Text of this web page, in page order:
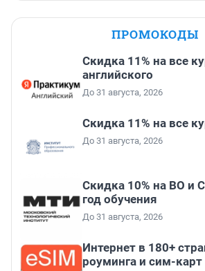
ПРОМОКОДЫ
Скидка 11% на все
английского
До 31 августа, 2026
Скидка 11% на все
До 31 августа, 2026
Скидка 10% на ВО и
год обучения
До 31 августа, 2026
Интернет в 180+
роуминга и сим-карт